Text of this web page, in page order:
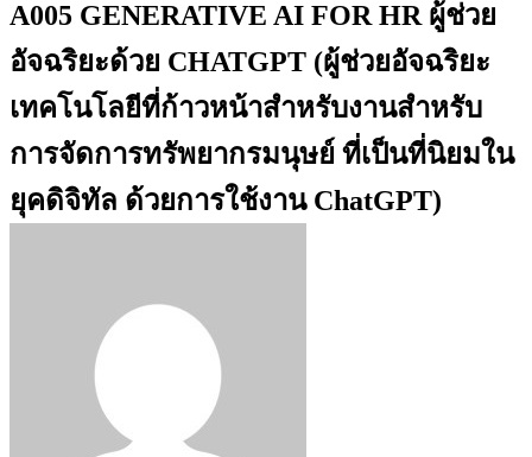
A005 GENERATIVE AI FOR HR ผู้ช่วย
อัจฉริยะด้วย CHATGPT (ผู้ช่วยอัจฉริยะ
เทคโนโลยีที่ก้าวหน้าสำหรับงานสำหรับ
การจัดการทรัพยากรมนุษย์ ที่เป็นที่นิยมใน
ยุคดิจิทัล ด้วยการใช้งาน ChatGPT)